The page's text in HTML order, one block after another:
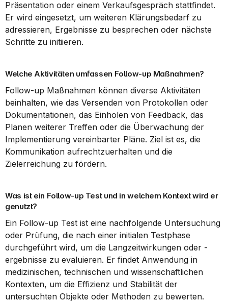
Präsentation oder einem Verkaufsgespräch stattfindet.
Er wird eingesetzt, um weiteren Klärungsbedarf zu
adressieren, Ergebnisse zu besprechen oder nächste
Schritte zu initiieren.
Welche Aktivitäten umfassen Follow-up Maßnahmen?
Follow-up Maßnahmen können diverse Aktivitäten
beinhalten, wie das Versenden von Protokollen oder
Dokumentationen, das Einholen von Feedback, das
Planen weiterer Treffen oder die Überwachung der
Implementierung vereinbarter Pläne. Ziel ist es, die
Kommunikation aufrechtzuerhalten und die
Zielerreichung zu fördern.
Was ist ein Follow-up Test und in welchem Kontext wird er
genutzt?
Ein Follow-up Test ist eine nachfolgende Untersuchung
oder Prüfung, die nach einer initialen Testphase
durchgeführt wird, um die Langzeitwirkungen oder -
ergebnisse zu evaluieren. Er findet Anwendung in
medizinischen, technischen und wissenschaftlichen
Kontexten, um die Effizienz und Stabilität der
untersuchten Objekte oder Methoden zu bewerten.